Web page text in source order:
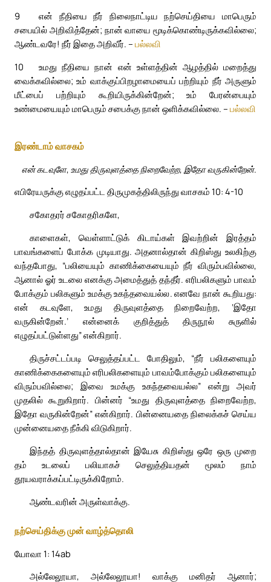
9
என் நீதியை நீர் நிலைநாட்டிய நற்செய்தியை மாபெரும்
சபையில் அறிவித்தேன்; நான் வாயை மூடிக்கொண்டிருக்கவில்லை;
ஆண்டவரே! நீர் இதை அறிவீர். – பல்லவி
10
உமது நீதியை நான் என் உள்ளத்தின் ஆழத்தில் மறைத்து
வைக்கவில்லை; உம் வாக்குப்பிறழாமையைப் பற்றியும் நீர் அருளும்
மீட்பைப் பற்றியும் கூறியிருக்கின்றேன்; உம் பேரன்பையும்
உண்மையையும் மாபெரும் சபைக்கு நான் ஒளிக்கவில்லை. – பல்லவி
இரண்டாம் வாசகம்
என் கடவுளே, உமது திருவுளத்தை நிறைவேற்ற, இதோ வருகின்றேன்.
எபிரேயருக்கு எழுதப்பட்ட திருமுகத்திலிருந்து வாசகம் 10: 4-10
சகோதரர் சகோதரிகளே,
காளைகள், வெள்ளாட்டுக் கிடாய்கள் இவற்றின் இரத்தம்
பாவங்களைப் போக்க முடியாது. அதனால்தான் கிறிஸ்து உலகிற்கு
வந்தபோது, “பலியையும் காணிக்கையையும் நீர் விரும்பவில்லை,
ஆனால் ஓர் உடலை எனக்கு அமைத்துத் தந்தீர். எரிபலிகளும் பாவம்
போக்கும் பலிகளும் உமக்கு உகந்தவையல்ல. எனவே நான் கூறியது:
என் கடவுளே, உமது திருவுளத்தை நிறைவேற்ற, ‘இதோ
வருகின்றேன்.’ என்னைக் குறித்துத் திருநூல் சுருளில்
எழுதப்பட்டுள்ளது” என்கிறார்.
திருச்சட்டப்படி செலுத்தப்பட்ட போதிலும், “நீர் பலிகளையும்
காணிக்கைகளையும் எரிபலிகளையும் பாவம்போக்கும் பலிகளையும்
விரும்பவில்லை; இவை உமக்கு உகந்தவையல்ல” என்று அவர்
முதலில் கூறுகிறார். பின்னர் “உமது திருவுளத்தை நிறைவேற்ற,
இதோ வருகின்றேன்” என்கிறார். பின்னையதை நிலைக்கச் செய்ய
முன்னையதை நீக்கி விடுகிறார்.
இந்தத் திருவுளத்தால்தான் இயேசு கிறிஸ்து ஒரே ஒரு முறை
தம் உடலைப் பலியாகச் செலுத்தியதன் மூலம் நாம்
தூயவராக்கப்பட்டிருக்கிறோம்.
ஆண்டவரின் அருள்வாக்கு.
நற்செய்திக்கு முன் வாழ்த்தொலி
யோவா 1: 14ab
அல்லேலூயா, அல்லேலூயா! வாக்கு மனிதர் ஆனார்;